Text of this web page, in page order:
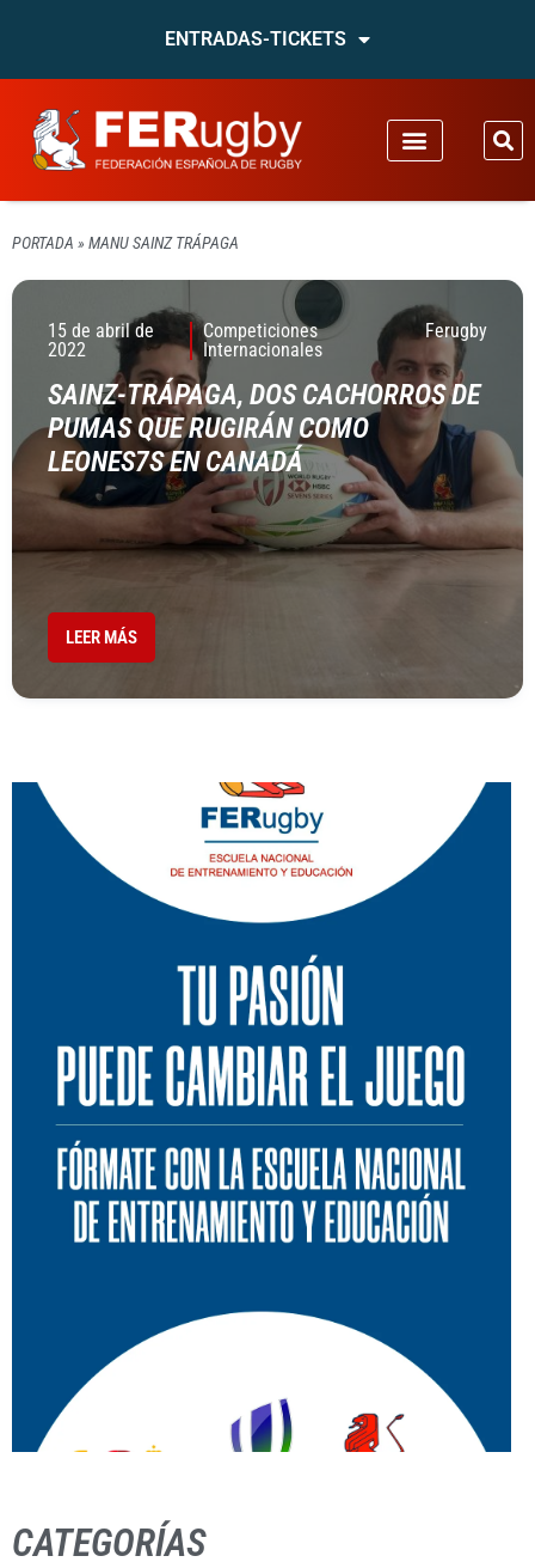
ENTRADAS-TICKETS
PORTADA » MANU SAINZ TRÁPAGA
15 de abril de
2022
Competiciones
Internacionales
Ferugby
SAINZ-TRÁPAGA, DOS CACHORROS DE
PUMAS QUE RUGIRÁN COMO
LEONES7S EN CANADÁ
LEER MÁS
CATEGORÍAS